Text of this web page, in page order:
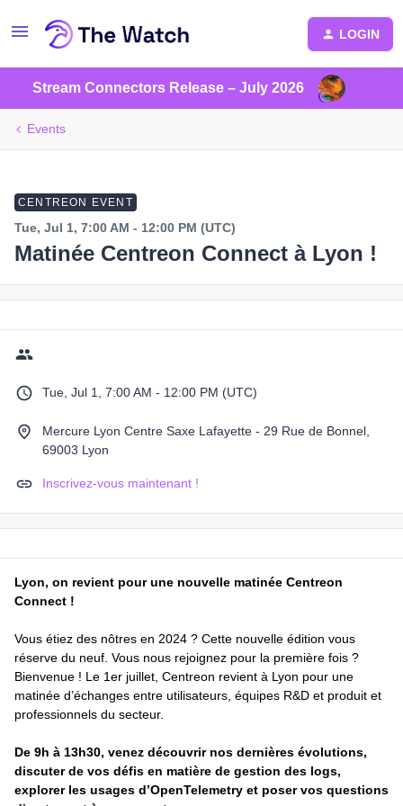
LOGIN
Stream Connectors Release – July 2026
Events
CENTREON EVENT
Tue, Jul 1, 7:00 AM - 12:00 PM (UTC)
Matinée Centreon Connect à Lyon !
Lyon, on revient pour une nouvelle matinée Centreon
Connect !
Vous étiez des nôtres en 2024 ? Cette nouvelle édition vous
réserve du neuf. Vous nous rejoignez pour la première fois ?
Bienvenue ! Le 1er juillet, Centreon revient à Lyon pour une
matinée d’échanges entre utilisateurs, équipes R&D et produit et
professionnels du secteur.
De 9h à 13h30, venez découvrir nos dernières évolutions,
discuter de vos défis en matière de gestion des logs,
explorer les usages d’OpenTelemetry et poser vos questions
Tue, Jul 1, 7:00 AM - 12:00 PM (UTC)
Mercure Lyon Centre Saxe Lafayette - 29 Rue de Bonnel,
69003 Lyon
Inscrivez-vous maintenant !